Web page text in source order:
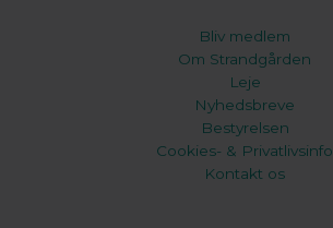
Bliv medlem
Om Strandgården
Leje
Nyhedsbreve
Bestyrelsen
Cookies- & Privatlivsinfo
Kontakt os